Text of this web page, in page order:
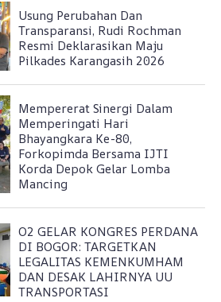
Usung Perubahan Dan
Transparansi, Rudi Rochman
Resmi Deklarasikan Maju
Pilkades Karangasih 2026
Mempererat Sinergi Dalam
Memperingati Hari
Bhayangkara Ke-80,
Forkopimda Bersama IJTI
Korda Depok Gelar Lomba
Mancing
O2 GELAR KONGRES PERDANA
DI BOGOR: TARGETKAN
LEGALITAS KEMENKUMHAM
DAN DESAK LAHIRNYA UU
TRANSPORTASI